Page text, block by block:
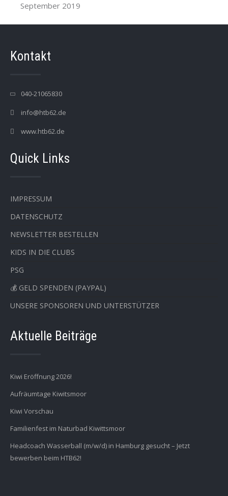
September 2019
Kontakt
040-21065830
info@htb62.de
www.htb62.de
Quick Links
IMPRESSUM
DATENSCHUTZ
NEWSLETTER BESTELLEN
KIDS IN DIE CLUBS
PSG
💰 GELD SPENDEN (PAYPAL)
UNSERE SPONSOREN UND UNTERSTÜTZER
Aktuelle Beiträge
Kiwi Eröffnung 2026!
Aufräumtage Kiwitsmoor
Kiwi Vorschau
Familienfest im Naturbad Kiwittsmoor
Headcoach Wasserball (m/w/d) in Hamburg gesucht – Jetzt
bewerben beim HTB62!